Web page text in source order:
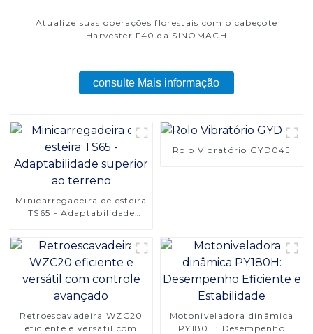
Atualize suas operações florestais com o cabeçote
Harvester F40 da SINOMACH
consulte Mais informação
Minicarregadeira de esteira
TS65 - Adaptabilidade
Rolo Vibratório GYD04J
Retroescavadeira WZC20
eficiente e versátil com
Motoniveladora dinâmica
PY180H: Desempenho